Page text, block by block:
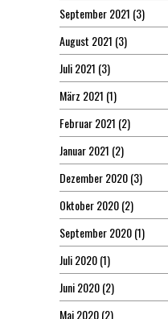
September 2021 (3)
August 2021 (3)
Juli 2021 (3)
März 2021 (1)
Februar 2021 (2)
Januar 2021 (2)
Dezember 2020(3)
Oktober 2020(2)
September 2020(1)
Juli 2020(1)
Juni 2020(2)
Mai 2020(2)